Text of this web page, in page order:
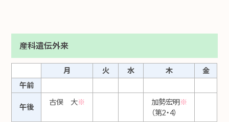
産科遺伝外来
月 火 水 木
金
午前
午後
古俣 大※ 加勢宏明※
（第2・4）